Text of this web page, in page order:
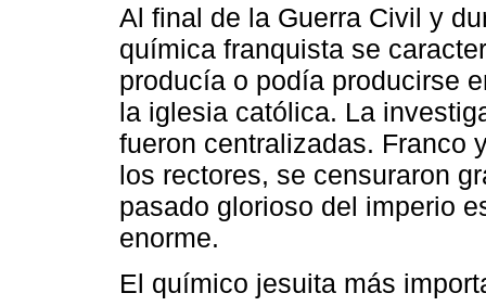
Al final de la Guerra Civil y
química franquista se
producía o podía producirse
la iglesia católica. La
fueron centralizadas. Franco
los rectores, se censuraron
pasado glorioso del imperio
enorme.
El químico jesuita más